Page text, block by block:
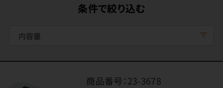
条件で絞り込む
内容量
商品番号：23-3678